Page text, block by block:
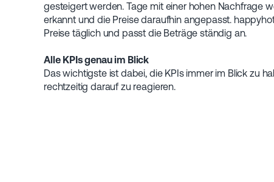
gesteigert werden. Tage mit einer hohen Nachfrage
erkannt und die Preise daraufhin angepasst.
Preise täglich und passt die Beträge ständig an.
Alle KPIs genau im Blick
Das wichtigste ist dabei, die KPIs immer im Blick zu
rechtzeitig darauf zu reagieren.